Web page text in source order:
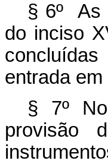
§ 6º As
do inciso
entrada
§ 7º
provisão